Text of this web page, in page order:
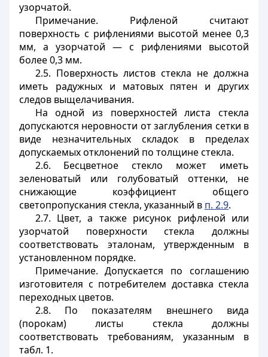
узорчатой.
Примечание. Рифленой считают
поверхность с рифлениями высотой менее 0,3
мм, а узорчатой — с рифлениями высотой
более 0,3 мм.
2.5. Поверхность листов стекла не должна
иметь радужных и матовых пятен и других
следов выщелачивания.
На одной из поверхностей листа стекла
допускаются неровности от заглубления сетки в
виде незначительных складок в пределах
допускаемых отклонений по толщине стекла.
2.6. Бесцветное стекло может иметь
зеленоватый или голубоватый оттенки, не
снижающие коэффициент общего
светопропускания стекла, указанный в п. 2.9.
2.7. Цвет, а также рисунок рифленой или
узорчатой поверхности стекла должны
соответствовать эталонам, утвержденным в
установленном порядке.
Примечание. Допускается по соглашению
изготовителя с потребителем доставка стекла
переходных цветов.
2.8. По показателям внешнего вида
(порокам) листы стекла должны
соответствовать требованиям, указанным в
табл. 1.